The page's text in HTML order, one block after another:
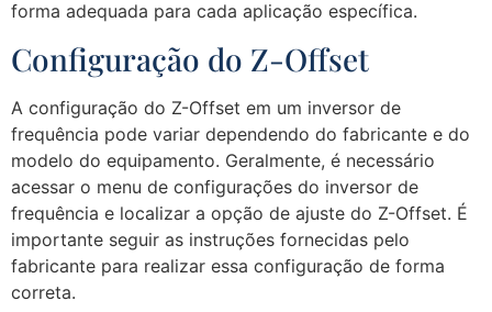
forma adequada para cada aplicação específica.
Configuração do Z-Offset
A configuração do Z-Offset em um inversor de
frequência pode variar dependendo do fabricante e do
modelo do equipamento. Geralmente, é necessário
acessar o menu de configurações do inversor de
frequência e localizar a opção de ajuste do Z-Offset. É
importante seguir as instruções fornecidas pelo
fabricante para realizar essa configuração de forma
correta.